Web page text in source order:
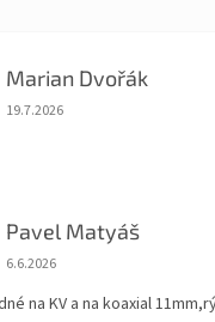
Marian Dvořák
Hodnotenie obchodu je 5 z 5
19.7.2026
Pavel Matyáš
Hodnotenie obchodu je 5 z 5
6.6.2026
na KV a na koaxial